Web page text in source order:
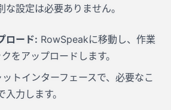
設定は必要ありません。
ロード: RowSpeakに移動し、作業
をアップロードします。
ットインターフェースで、必要なこ
力します。